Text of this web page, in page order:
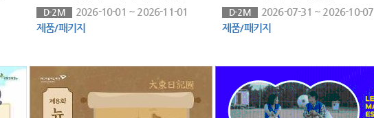
D-2M
2026-10-01 ~ 2026-11-01
제품/패키지
D-2M
2026-07-31 ~ 2026-10-07
제품/패키지